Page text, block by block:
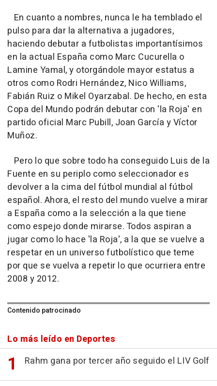
En cuanto a nombres, nunca le ha temblado el
pulso para dar la alternativa a jugadores,
haciendo debutar a futbolistas importantísimos
en la actual España como Marc Cucurella o
Lamine Yamal, y otorgándole mayor estatus a
otros como Rodri Hernández, Nico Williams,
Fabián Ruiz o Mikel Oyarzabal. De hecho, en esta
Copa del Mundo podrán debutar con 'la Roja' en
partido oficial Marc Pubill, Joan García y Víctor
Muñoz.
Pero lo que sobre todo ha conseguido Luis de la
Fuente en su periplo como seleccionador es
devolver a la cima del fútbol mundial al fútbol
español. Ahora, el resto del mundo vuelve a mirar
a España como a la selección a la que tiene
como espejo donde mirarse. Todos aspiran a
jugar como lo hace 'la Roja', a la que se vuelve a
respetar en un universo futbolístico que teme
por que se vuelva a repetir lo que ocurriera entre
2008 y 2012.
Contenido patrocinado
Lo más leído en Deportes
Rahm gana por tercer año seguido el LIV Golf